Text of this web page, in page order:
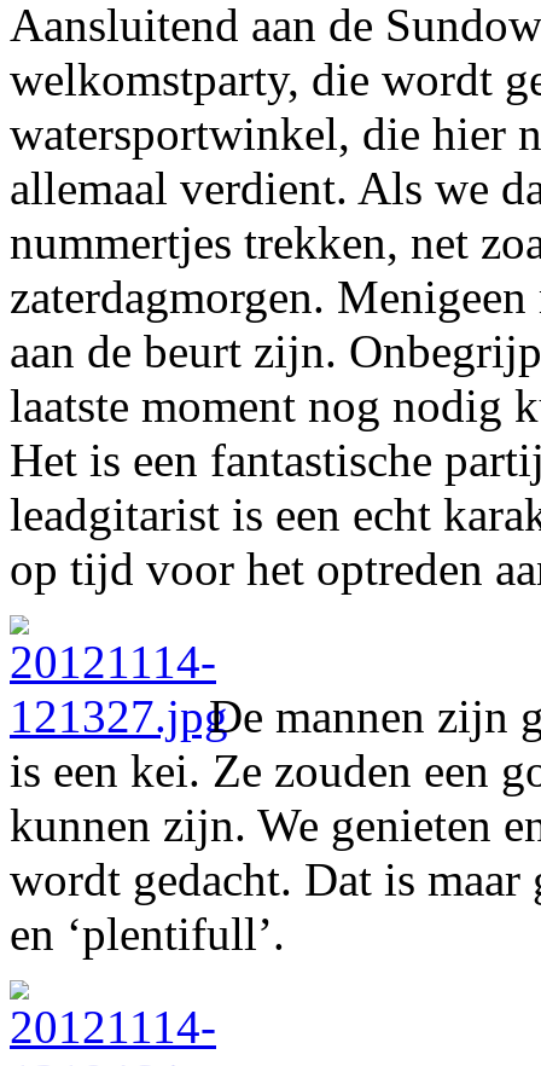
Aansluitend aan de
welkomstparty, die wordt
watersportwinkel, die hier
allemaal verdient. Als we
nummertjes trekken, net
zaterdagmorgen.
aan de beurt zijn.
laatste moment nog nodig
Het is een fantastische
leadgitarist is een echt
op tijd voor het optreden
De mannen zijn
is een kei. Ze zouden een
kunnen zijn. We genieten
wordt gedacht. Dat is
en ‘plentifull’.